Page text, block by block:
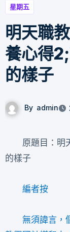
星期五
明天職
養心得
的樣子
By admin
原題目：明天職教教員的樣子 就是今天年夜國工匠
的樣子
編者按
無須諱言，